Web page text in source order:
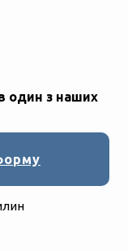
один з наших